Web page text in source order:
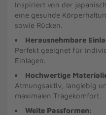
Inspiriert von der
eine gesunde
sowie Rücken.
Herausnehmbare
Perfekt geeignet für
Einlagen.
Hochwertige
Atmungsaktiv, langlebig
maximalen Tragekomfort.
Weite Passformen: